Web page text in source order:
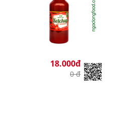
18.000đ
0 đ